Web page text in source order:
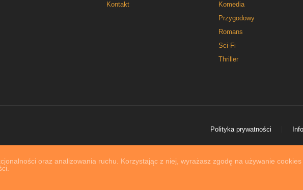
oraz analizowania ruchu. Korzystając z niej, wyrażasz zgodę na używanie
Kontakt
Komedia
Przygodowy
Romans
Sci-Fi
Thriller
Polityka prywatności